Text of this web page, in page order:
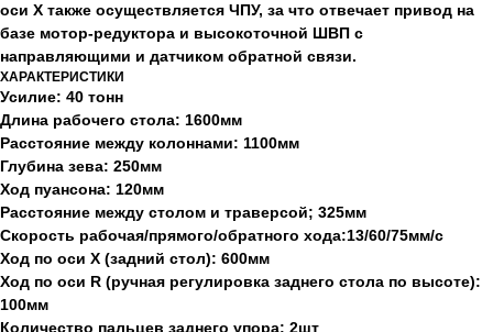
оси X также осуществляется ЧПУ, за что отвечает привод на
базе мотор-редуктора и высокоточной ШВП с
направляющими и датчиком обратной связи.
ХАРАКТЕРИСТИКИ
Усилие: 40 тонн
Длина рабочего стола: 1600мм
Расстояние между колоннами: 1100мм
Глубина зева: 250мм
Ход пуансона: 120мм
Расстояние между столом и траверсой; 325мм
Скорость рабочая/прямого/обратного хода:13/60/75мм/с
Ход по оси X (задний стол): 600мм
Ход по оси R (ручная регулировка заднего стола по высоте):
100мм
Количество пальцев заднего упора: 2шт